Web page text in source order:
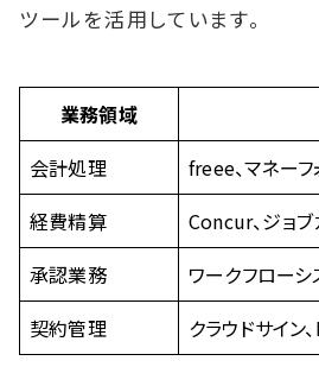
ツールを活用しています。
業務領域
会計処理
freee、マネーフ
経費精算
Concur、ジョ
承認業務
ワークフローシ
契約管理
クラウドサイン